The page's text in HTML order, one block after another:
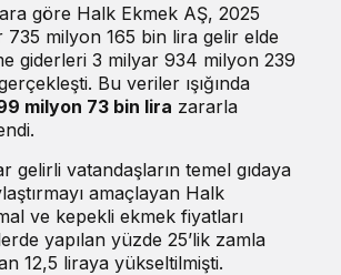
göre Halk Ekmek AŞ, 2025
735 milyon 165 bin lira gelir elde
giderleri 3 milyar 934 milyon 239
Bu veriler ışığında
milyon 73 bin lira zararla
gelirli vatandaşların temel gıdaya
amaçlayan Halk
ve kepekli ekmek fiyatları
yapılan yüzde 25’lik zamla
12,5 liraya yükseltilmişti.